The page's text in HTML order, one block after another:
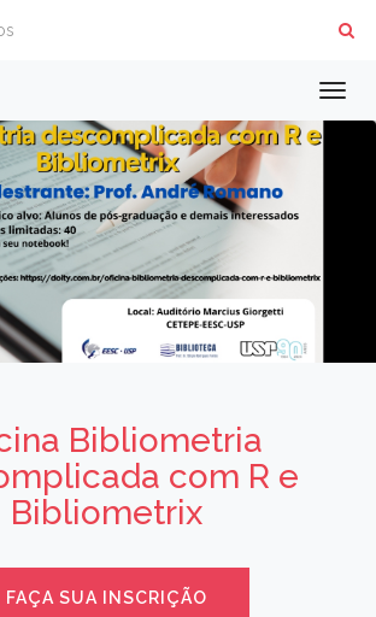
Bibliometria
com R e
Bibliometrix
FAÇA SUA INSCRIÇÃO